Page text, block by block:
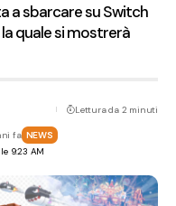
a sbarcare su Switch
la quale si mostrerà
9:23 AM
fa NEWS
Lettura da 2 minuti